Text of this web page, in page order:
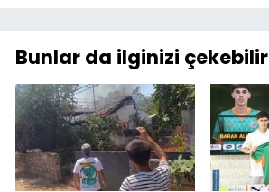
Bunlar da ilginizi çekebilir